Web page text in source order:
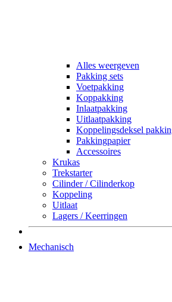
Alles weergeven
Pakking sets
Voetpakking
Koppakking
Inlaatpakking
Uitlaatpakking
Koppelingsdeksel
Pakkingpapier
Accessoires
Krukas
Trekstarter
Cilinder / Cilinderkop
Koppeling
Uitlaat
Lagers / Keerringen
Mechanisch